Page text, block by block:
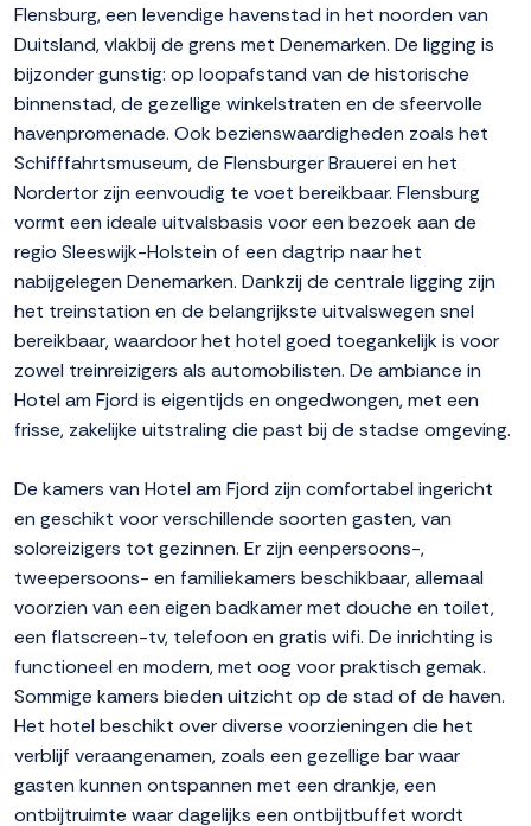
Flensburg, een levendige havenstad in het noorden van
Duitsland, vlakbij de grens met Denemarken. De ligging is
bijzonder gunstig: op loopafstand van de historische
binnenstad, de gezellige winkelstraten en de sfeervolle
havenpromenade. Ook bezienswaardigheden zoals het
Schifffahrtsmuseum, de Flensburger Brauerei en het
Nordertor zijn eenvoudig te voet bereikbaar. Flensburg
vormt een ideale uitvalsbasis voor een bezoek aan de
regio Sleeswijk-Holstein of een dagtrip naar het
nabijgelegen Denemarken. Dankzij de centrale ligging zijn
het treinstation en de belangrijkste uitvalswegen snel
bereikbaar, waardoor het hotel goed toegankelijk is voor
zowel treinreizigers als automobilisten. De ambiance in
Hotel am Fjord is eigentijds en ongedwongen, met een
frisse, zakelijke uitstraling die past bij de stadse omgeving.
De kamers van Hotel am Fjord zijn comfortabel ingericht
en geschikt voor verschillende soorten gasten, van
soloreizigers tot gezinnen. Er zijn eenpersoons-,
tweepersoons- en familiekamers beschikbaar, allemaal
voorzien van een eigen badkamer met douche en toilet,
een flatscreen-tv, telefoon en gratis wifi. De inrichting is
functioneel en modern, met oog voor praktisch gemak.
Sommige kamers bieden uitzicht op de stad of de haven.
Het hotel beschikt over diverse voorzieningen die het
verblijf veraangenamen, zoals een gezellige bar waar
gasten kunnen ontspannen met een drankje, een
ontbijtruimte waar dagelijks een ontbijtbuffet wordt